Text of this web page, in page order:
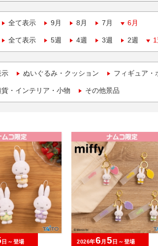
全て表示 9月 8月 7月 6月
全て表示 5週 4週 3週 2週 1
示 ぬいぐるみ・クッション フィギュア・
・インテリア・小物 その他景品
日～登場 2026年6 月 5 日～登場